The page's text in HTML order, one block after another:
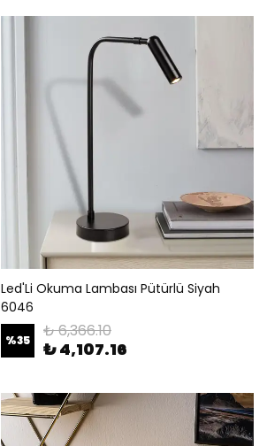
Led'Li Okuma Lambası Pütürlü Siyah
6046
%35 ₺ 6,366.10
₺ 4,107.16